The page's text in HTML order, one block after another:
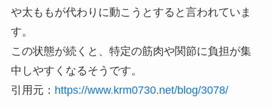
や太ももが代わりに動こうとすると言われていま
す。
この状態が続くと、特定の筋肉や関節に負担が集
中しやすくなるそうです。
引用元： https://www.krm0730.net/blog/3078/